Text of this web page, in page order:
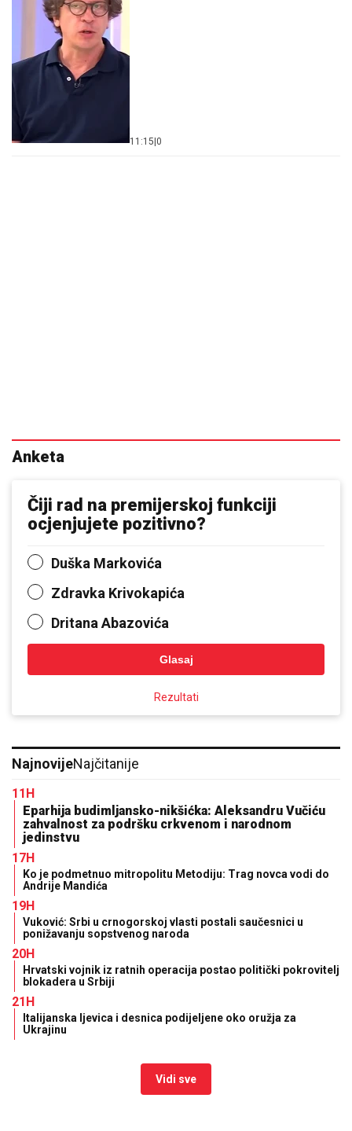
11:15 0
Anketa
Čiji rad na premijerskoj funkciji
ocjenjujete pozitivno?
Duška Markovića
Zdravka Krivokapića
Dritana Abazovića
Glasaj
Rezultati
NajnovijeNajčitanije
11H
Eparhija budimljansko-nikšićka: Aleksandru Vučiću
zahvalnost za podršku crkvenom i narodnom
jedinstvu
17H
Ko je podmetnuo mitropolitu Metodiju: Trag novca vodi do
Andrije Mandića
19H
Vuković: Srbi u crnogorskoj vlasti postali saučesnici u
ponižavanju sopstvenog naroda
20H
Hrvatski vojnik iz ratnih operacija postao politički pokrovitelj
blokadera u Srbiji
21H
Italijanska ljevica i desnica podijeljene oko oružja za
Ukrajinu
Vidi sve